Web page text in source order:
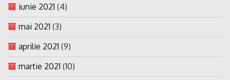
iunie 2021 (4)
mai 2021 (3)
aprilie 2021 (9)
martie 2021 (10)